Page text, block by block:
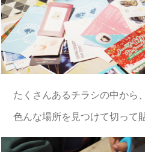
たくさんあるチラシの中から、
色んな場所を見つけて切って